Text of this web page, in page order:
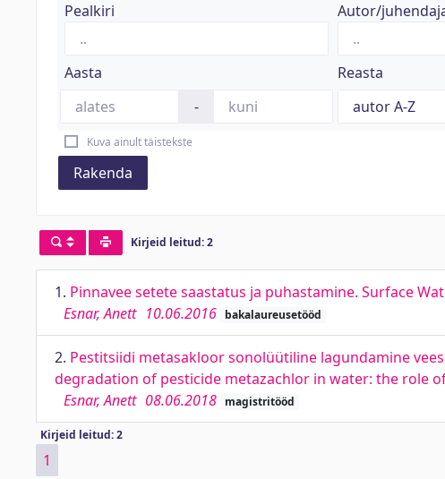
Pealkiri Autor/
Aasta
-
Reasta
Kuva ainult täistekste
Rakenda
Kirjeid leitud: 2
1. Pinnavee setete saastatus ja puhastamine. Surface
Esnar, Anett 10.06.2016 bakalaureusetööd
2. Pestitsiidi metasakloor sonolüütiline lagundamine
degradation of pesticide metazachlor in water: the role
Esnar, Anett 08.06.2018 magistritööd
Kirjeid leitud: 2
1